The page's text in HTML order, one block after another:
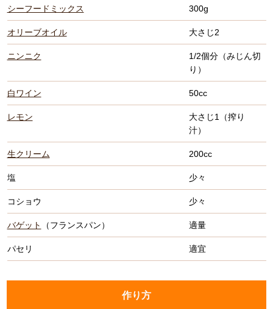
シーフードミックス 300g
オリーブオイル 大さじ2
ニンニク
1/2個分（みじん切
り）
白ワイン 50cc
レモン
大さじ1（搾り
汁）
生クリーム 200cc
塩 少々
コショウ 少々
バゲット （フランスパン） 適量
パセリ 適宜
作り方